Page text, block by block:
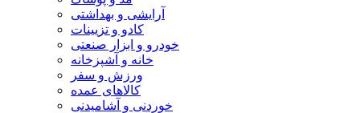
آرایشی و بهداشتی
کادو و تزیینات
خودرو و ابزار صنعتی
خانه و آشپزخانه
ورزش و سفر
کالاهای عمده
خوردنی و آشامیدنی